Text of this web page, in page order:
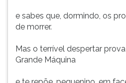
e sabes que, dormindo, os
de morrer.
Mas o terrível despertar
Grande Máquina